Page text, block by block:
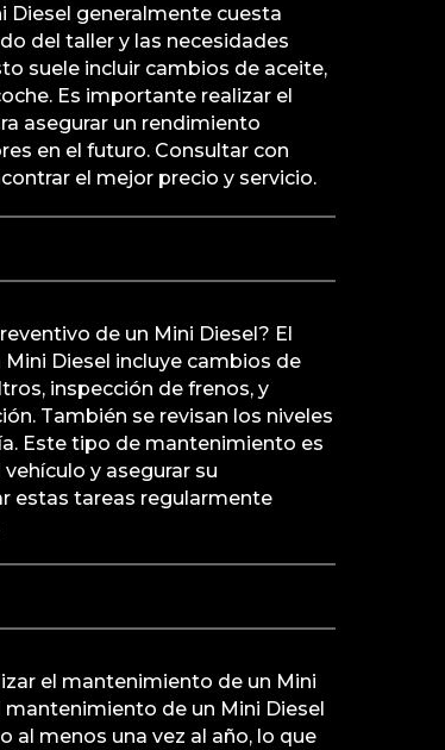
generalmente cuesta
del taller y las necesidades
suele incluir cambios de aceite,
Es importante realizar el
asegurar un rendimiento
en el futuro. Consultar con
el mejor precio y servicio.
de un Mini Diesel? El
Diesel incluye cambios de
inspección de frenos, y
También se revisan los niveles
Este tipo de mantenimiento es
y asegurar su
estas tareas regularmente
el mantenimiento de un Mini
mantenimiento de un Mini Diesel
al menos una vez al año, lo que